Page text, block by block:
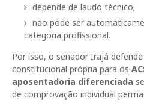
depende de laudo técnico;
não pode ser
categoria profissional.
Por isso, o senador Irajá
constitucional própria para os
aposentadoria diferenciada
de comprovação individual